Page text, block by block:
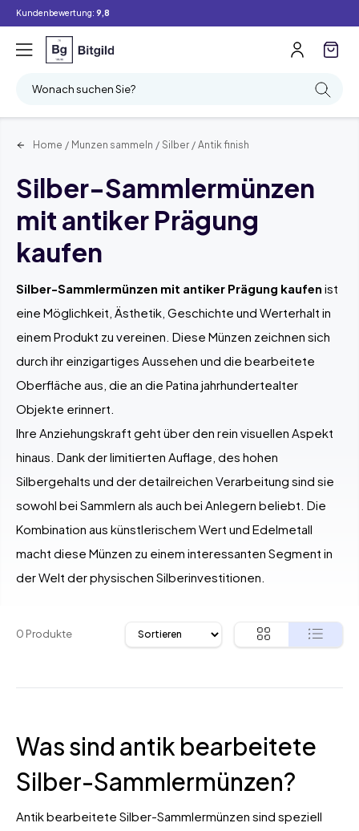
Kundenbewertung: 9,8
Wonach suchen Sie?
Filter
Home / Munzen sammeln / Silber / Antik finish
Silber-Sammlermünzen
mit antiker Prägung
kaufen
Silber-Sammlermünzen mit antiker Prägung kaufen ist
eine Möglichkeit, Ästhetik, Geschichte und Werterhalt in
einem Produkt zu vereinen. Diese Münzen zeichnen sich
durch ihr einzigartiges Aussehen und die bearbeitete
Oberfläche aus, die an die Patina jahrhundertealter
Objekte erinnert.
Ihre Anziehungskraft geht über den rein visuellen Aspekt
hinaus. Dank der limitierten Auflage, des hohen
Silbergehalts und der detailreichen Verarbeitung sind sie
sowohl bei Sammlern als auch bei Anlegern beliebt. Die
Kombination aus künstlerischem Wert und Edelmetall
macht diese Münzen zu einem interessanten Segment in
der Welt der physischen Silberinvestitionen.
0 Produkte
Was sind antik bearbeitete
Silber-Sammlermünzen?
Antik bearbeitete Silber-Sammlermünzen sind speziell